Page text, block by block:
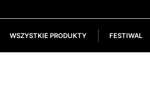
WSZYSTKIE PRODUKTY FESTIWAL